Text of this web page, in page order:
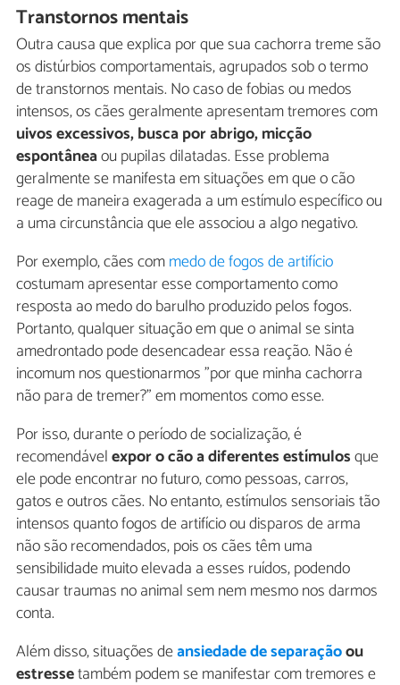
Transtornos mentais
Outra causa que explica por que sua cachorra treme são
os distúrbios comportamentais, agrupados sob o termo
de transtornos mentais. No caso de fobias ou medos
intensos, os cães geralmente apresentam tremores com
uivos excessivos, busca por abrigo, micção
espontâneaou pupilas dilatadas. Esse problema
geralmente se manifesta em situações em que o cão
reage de maneira exagerada a um estímulo específico ou
a uma circunstância que ele associou a algo negativo.
Por exemplo, cães commedo de fogos de artifício
costumam apresentar esse comportamento como
resposta ao medo do barulho produzido pelos fogos.
Portanto, qualquer situação em que o animal se sinta
amedrontado pode desencadear essa reação. Não é
incomum nos questionarmos "por que minha cachorra
não para de tremer?" em momentos como esse.
Por isso, durante o período de socialização, é
recomendávelexpor o cão a diferentes estímulosque
ele pode encontrar no futuro, como pessoas, carros,
gatos e outros cães. No entanto, estímulos sensoriais tão
intensos quanto fogos de artifício ou disparos de arma
não são recomendados, pois os cães têm uma
sensibilidade muito elevada a esses ruídos, podendo
causar traumas no animal sem nem mesmo nos darmos
conta.
Além disso, situações deansiedade de separaçãoou
estressetambém podem se manifestar com tremores e